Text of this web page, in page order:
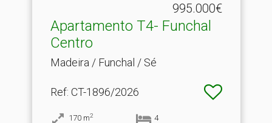
995.000€
Apartamento T4- Funchal
Centro
Madeira / Funchal / Sé
Ref: CT-1896/2026
170 m2 4